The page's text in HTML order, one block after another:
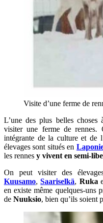
Visite d’une ferme de
L’une des plus belles
visiter une ferme de rennes.
intégrante de la culture et de
élevages sont situés en
les rennes y vivent en semi-
On peut visiter des
Kuusamo,Saariselkä, Ruka
en existe même quelques-uns
de Nuuksio, bien qu’ils soient